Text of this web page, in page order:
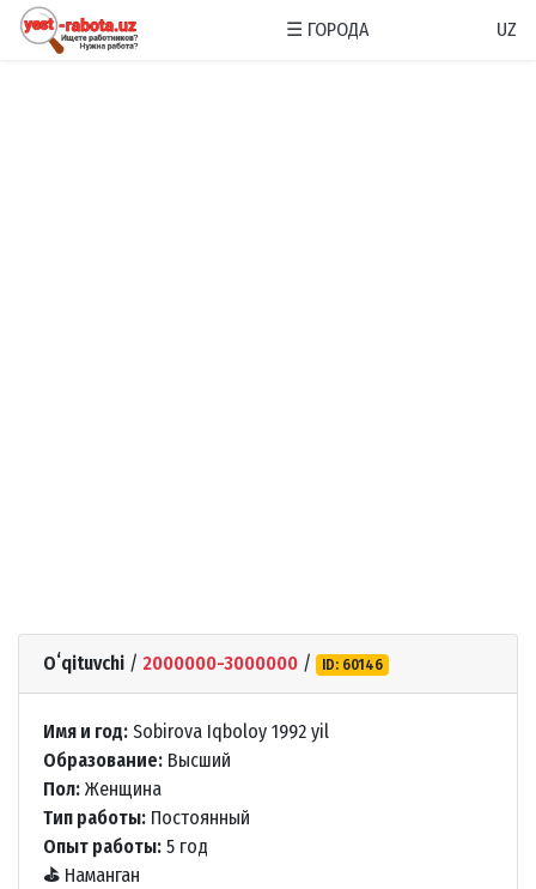
☰ ГОРОДА UZ
Oʻqituvchi / 2000000-3000000 / ID: 60146
Имя и год: Sobirova Iqboloy 1992 yil
Образование: Высший
Пол: Женщина
Тип работы: Постоянный
Опыт работы: 5 год
⛳ Наманган